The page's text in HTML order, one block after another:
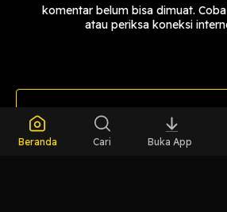
komentar belum bisa dimuat.
atau periksa koneksi
LIHAT EPISODE
Beranda
Cari Buka App